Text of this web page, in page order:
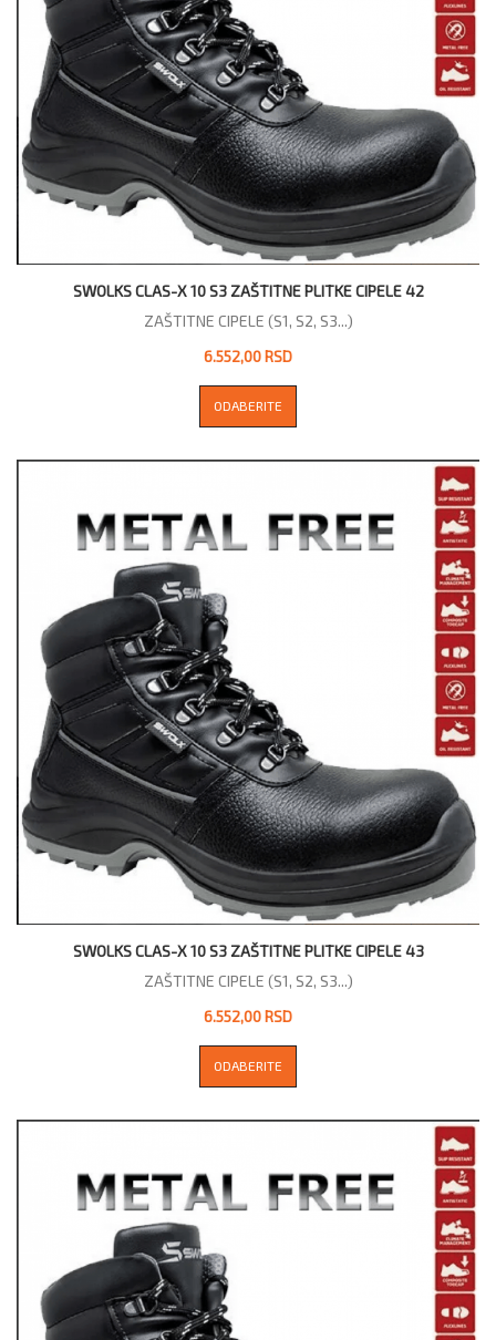
SWOLKS CLAS-X 10 S3 ZAŠTITNE PLITKE CIPELE 42
ZAŠTITNE CIPELE (S1, S2, S3...)
6.552,00 RSD
ODABERITE
SWOLKS CLAS-X 10 S3 ZAŠTITNE PLITKE CIPELE 43
ZAŠTITNE CIPELE (S1, S2, S3...)
6.552,00 RSD
ODABERITE